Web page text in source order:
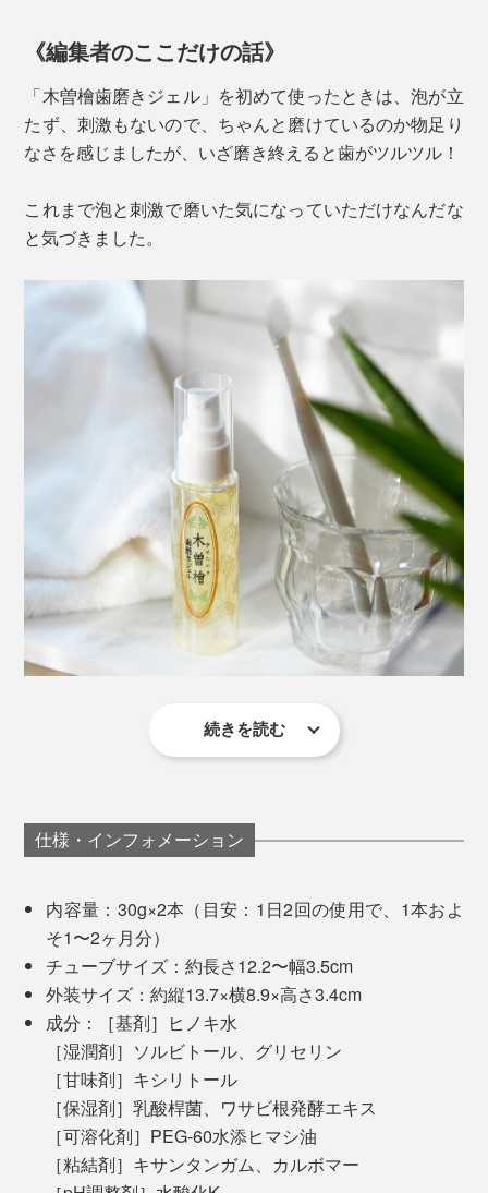
で引っ張りだこの人気商品に。
2022年には、アスリートたちが本当にいいと思う商品
のみを認定した「世界トップアスリート公式認定」にも
選ばれています。
本品は、30g入りチューブが2本、美しい桐箱に恭しく
入ったギフト仕様。チューブは「The Okura Tokyo」の
男女問わず好みを選ばず喜ばれ、記憶に残る贈りもの
に。企業やお店の記念品にもぴったりです。
《編集者のここだけの話》
「木曽檜歯磨きジェル」を初めて使ったときは、泡が立
たず、刺激もないので、ちゃんと磨けているのか物足り
なさを感じましたが、いざ磨き終えると歯がツルツル！
これまで泡と刺激で磨いた気になっていただけなんだな
と気づきました。
泡でごまかされず、磨きながら舌で歯のザラザラが落ち
檜とハッカの香りに包まれて、森林浴気分に浸りながら
に原稿に詰まったときに歯磨きしたら、気分がスーッと
晴れて、リフレッシュできました。
続きを読む
仕様・インフォメーション
内容量：30g×2本（目安：1日2回の使用で、1本およ
そ1〜2ヶ月分）
チューブサイズ：約長さ12.2〜幅3.5cm
外装サイズ：約縦13.7×横8.9×高さ3.4cm
成分：［基剤］ヒノキ水
［湿潤剤］ソルビトール、グリセリン
［甘味剤］キシリトール
［保湿剤］乳酸桿菌、ワサビ根発酵エキス
［可溶化剤］PEG-60水添ヒマシ油
［粘結剤］キサンタンガム、カルボマー